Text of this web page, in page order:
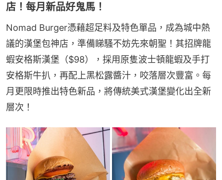
店！每月新品好鬼馬！
Nomad Burger憑藉超足料及特色單品，成為城中熱
議的漢堡包神店，準備睇騷不妨先來朝聖！其招牌龍
蝦安格斯漢堡（$98），採用原隻波士頓龍蝦及手打
安格斯牛扒，再配上黑松露醬汁，咬落層次豐富。每
月更限時推出特色新品，將傳統美式漢堡變化出全新
層次！